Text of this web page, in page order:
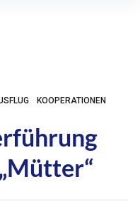
KOOPERATIONEN